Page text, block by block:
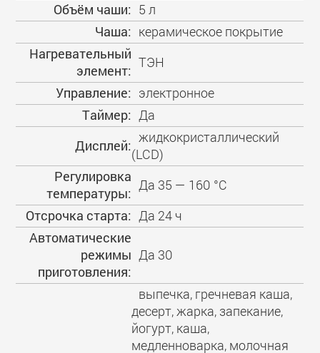
Объём чаши: 5 л
Чаша: керамическое покрытие
Нагревательный
элемент:
ТЭН
Управление: электронное
Таймер: Да
Дисплей:
жидкокристаллический
(LCD)
Регулировка
температуры:
Да 35 — 160 °C
Отсрочка старта: Да 24 ч
Автоматические
режимы
приготовления:
Да 30
выпечка, гречневая каша,
десерт, жарка, запекание,
йогурт, каша,
медленноварка, молочная